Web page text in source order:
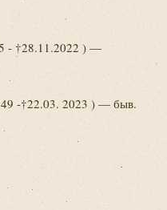
- †28.11.2022 ) —
-†22.03. 2023 ) — быв.